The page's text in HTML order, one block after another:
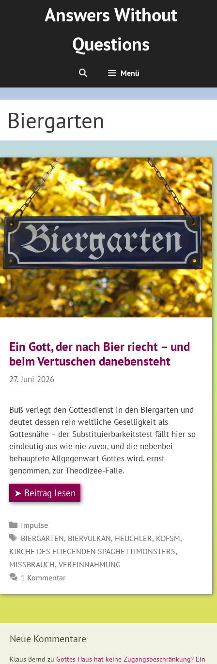
Answers Without
Questions
Menü
Biergarten
Ein Gott, der nach Bier riecht – und
beim Vertuschen danebensteht
27. Juni 2026
Buß verlegt den Gottesdienst in den Biergarten und
deutet dessen rein weltliche Geselligkeit als
Gottesnähe – der Substituierbarkeitstest fällt hier so
eindeutig aus wie nie zuvor, und die nebenbei
behauptete Allgegenwart Gottes wird, ernst
genommen, zur Theodizee-Falle.
➤ Beitrag lesen
Kategorien
Impulse
SCHLAGWÖRTER
BIERGARTEN, BIERVULKAN, HEUCHLER, KDFSM,
KIRCHE DES FLIEGENDEN SPAGHETTIMONSTERS,
MISSBRAUCH,VEREINNAHMUNG
1 Kommentar
Neue Kommentare
Klaus Bernd zu Gottes Haus hat keine Zugangsbeschränkung? Ein